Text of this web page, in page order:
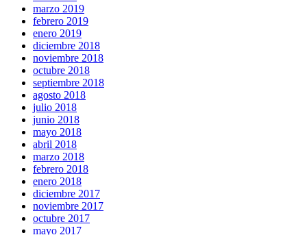
marzo 2019
febrero 2019
enero 2019
diciembre 2018
noviembre 2018
octubre 2018
septiembre 2018
agosto 2018
julio 2018
junio 2018
mayo 2018
abril 2018
marzo 2018
febrero 2018
enero 2018
diciembre 2017
noviembre 2017
octubre 2017
mayo 2017